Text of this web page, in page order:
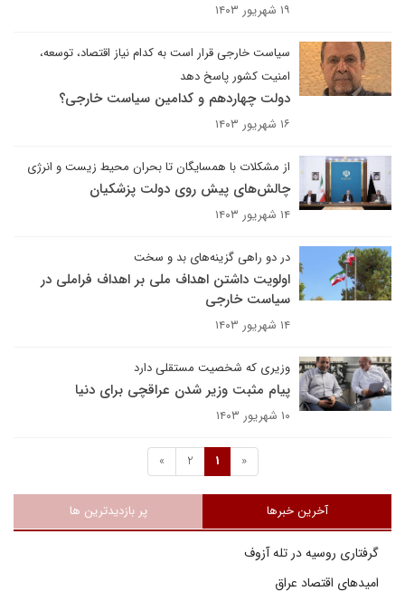
۱۹ شهریور ۱۴۰۳
سیاست خارجی قرار است به کدام نیاز اقتصاد، توسعه،
امنیت کشور پاسخ دهد
دولت چهاردهم و کدامین سیاست خارجی؟
۱۶ شهریور ۱۴۰۳
از مشکلات با همسایگان تا بحران محیط زیست و انرژی
چالش‌های پیش روی دولت پزشکیان
۱۴ شهریور ۱۴۰۳
در دو راهی گزینه‌های بد و سخت
اولویت داشتن اهداف ملی بر اهداف فراملی در
سیاست خارجی
۱۴ شهریور ۱۴۰۳
وزیری که شخصیت مستقلی دارد
پیام مثبت وزیر شدن عراقچی برای دنیا
۱۰ شهریور ۱۴۰۳
«
1
2
»
آخرین خبرها پر بازدیدترین ها
گرفتاری روسیه در تله آزوف
امیدهای اقتصاد عراق